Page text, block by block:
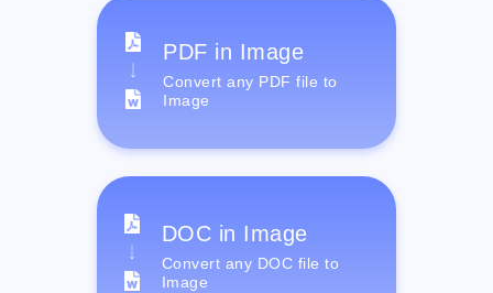
PDF in Image
Convert any PDF file to
Image
DOC in Image
Convert any DOC file to
Image